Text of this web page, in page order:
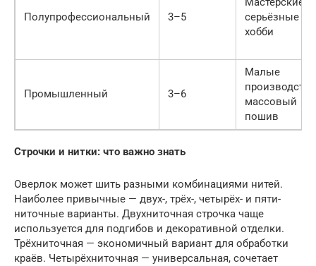
Полупрофессиональный 3–5
серьёзные
хобби
Промышленный 3–6
Малые
массовый
пошив
Строчки и нитки: что важно знать
Оверлок может шить разными комбинациями нитей.
Наиболее привычные — двух-, трёх-, четырёх- и пяти-
ниточные варианты. Двухниточная строчка чаще
используется для подгибов и декоративной отделки.
Трёхниточная — экономичный вариант для обработки
краёв. Четырёхниточная — универсальная, сочетает